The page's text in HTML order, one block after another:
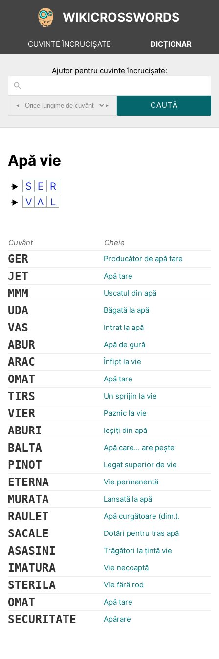
WIKICROSSWORDS
CUVINTE ÎNCRUCIȘATE DICȚIONAR
Ajutor pentru cuvinte încrucișate:
◂ ▸
Apă vie
S E
R
V A L
Cuvânt Cheie
GER Producător de apă tare
JET Apă tare
MMM Uscatul din apă
UDA Băgată la apă
VAS Intrat la apă
ABUR Apă de gură
ARAC Înfipt la vie
OMAT Apă tare
TIRS Un sprijin la vie
VIER Paznic la vie
ABURI Ieşiţi din apă
BALTA Apă care... are peşte
PINOT Legat superior de vie
ETERNA Vie permanentă
MURATA Lansată la apă
RAULET Apă curgătoare (dim.).
SACALE Dotări pentru tras apă
ASASINI Trăgători la ţintă vie
IMATURA Vie necoaptă
STERILA Vie fără rod
OMAT Apă tare
SECURITATE Apărare